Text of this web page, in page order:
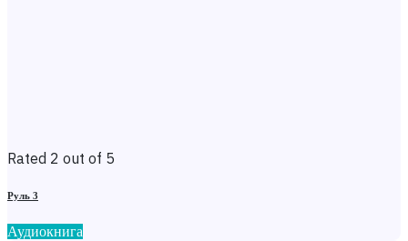
Rated 2 out of 5
Руль 3
Аудиокнига